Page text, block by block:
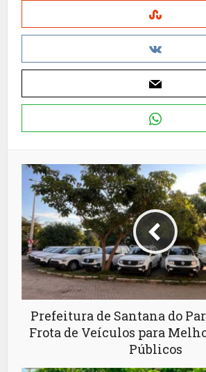
Prefeitura de Santana do
Frota de Veículos para
Públicos